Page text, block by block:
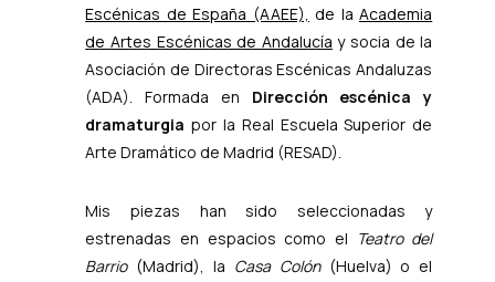
Escénicas de España (AAEE), de laAcademia
de Artes Escénicas de Andalucía y socia de la
Asociación de Directoras Escénicas Andaluzas
(ADA). Formada en Dirección escénica y
dramaturgia por la Real Escuela Superior de
Arte Dramático de Madrid (RESAD).
Mis piezas han sido seleccionadas y
estrenadas en espacios como el Teatro del
Barrio (Madrid), la Casa Colón (Huelva) o el